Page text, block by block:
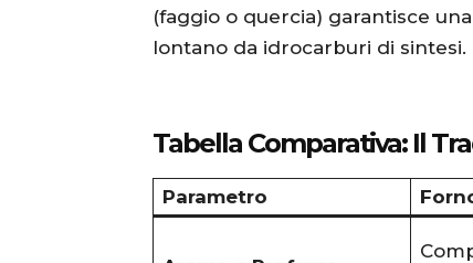
(faggio o quercia) garantisce
lontano da idrocarburi di sintesi.
Tabella Comparativa: Il
Parametro